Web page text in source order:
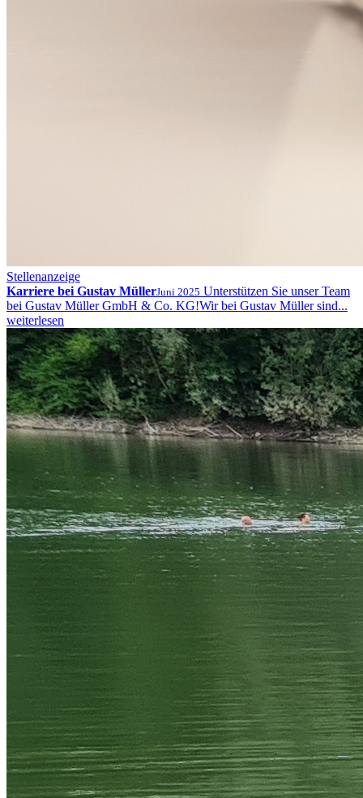
Stellenanzeige
Karriere bei Gustav MüllerJuni 2025 Unterstützen Sie unser Team
bei Gustav Müller GmbH & Co. KG!Wir bei Gustav Müller sind...
weiterlesen